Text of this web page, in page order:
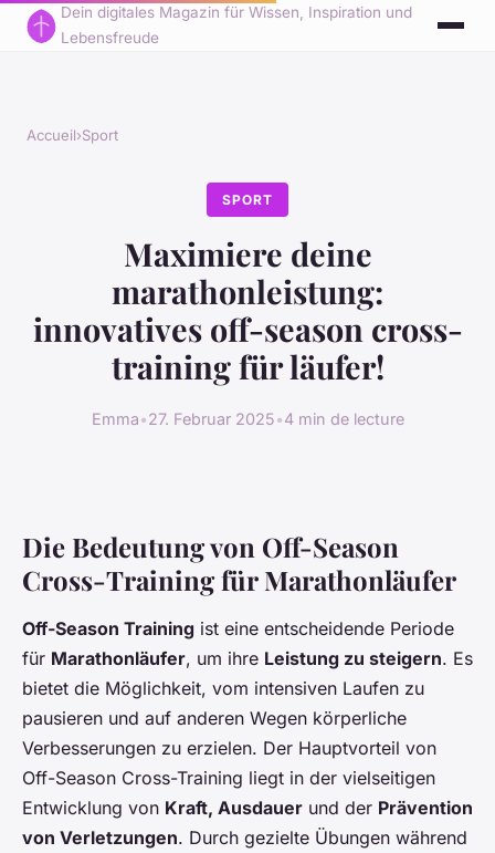
Dein digitales Magazin für Wissen, Inspiration und
Lebensfreude
Accueil›Sport
SPORT
Maximiere deine
marathonleistung:
innovatives off-season cross-
training für läufer!
Emma•27. Februar 2025•4 min de lecture
Die Bedeutung von Off-Season
Cross-Training für Marathonläufer
Off-Season Training ist eine entscheidende Periode
für Marathonläufer, um ihre Leistung zu steigern. Es
bietet die Möglichkeit, vom intensiven Laufen zu
pausieren und auf anderen Wegen körperliche
Verbesserungen zu erzielen. Der Hauptvorteil von
Off-Season Cross-Training liegt in der vielseitigen
Entwicklung von Kraft, Ausdauer und der Prävention
von Verletzungen. Durch gezielte Übungen während